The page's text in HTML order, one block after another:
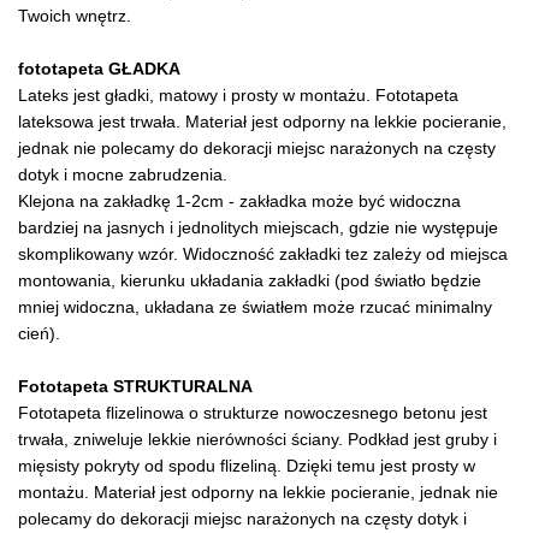
Twoich wnętrz.
fototapeta GŁADKA
Lateks jest gładki, matowy i prosty w montażu. Fototapeta
lateksowa jest trwała. Materiał jest odporny na lekkie pocieranie,
jednak nie polecamy do dekoracji miejsc narażonych na częsty
dotyk i mocne zabrudzenia.
Klejona na zakładkę 1-2cm - zakładka może być widoczna
bardziej na jasnych i jednolitych miejscach, gdzie nie występuje
skomplikowany wzór. Widoczność zakładki tez zależy od miejsca
montowania, kierunku układania zakładki (pod światło będzie
mniej widoczna, układana ze światłem może rzucać minimalny
cień).
Fototapeta STRUKTURALNA
Fototapeta flizelinowa o strukturze nowoczesnego betonu jest
trwała, zniweluje lekkie nierówności ściany. Podkład jest gruby i
mięsisty pokryty od spodu flizeliną. Dzięki temu jest prosty w
montażu. Materiał jest odporny na lekkie pocieranie, jednak nie
polecamy do dekoracji miejsc narażonych na częsty dotyk i